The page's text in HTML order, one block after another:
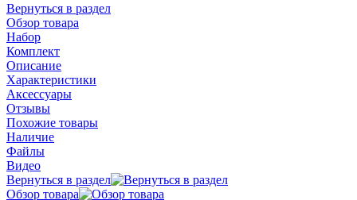
Вернуться в раздел
Обзор товара
Набор
Комплект
Описание
Характеристики
Аксессуары
Отзывы
Похожие товары
Наличие
Файлы
Видео
Вернуться в раздел
Обзор товара